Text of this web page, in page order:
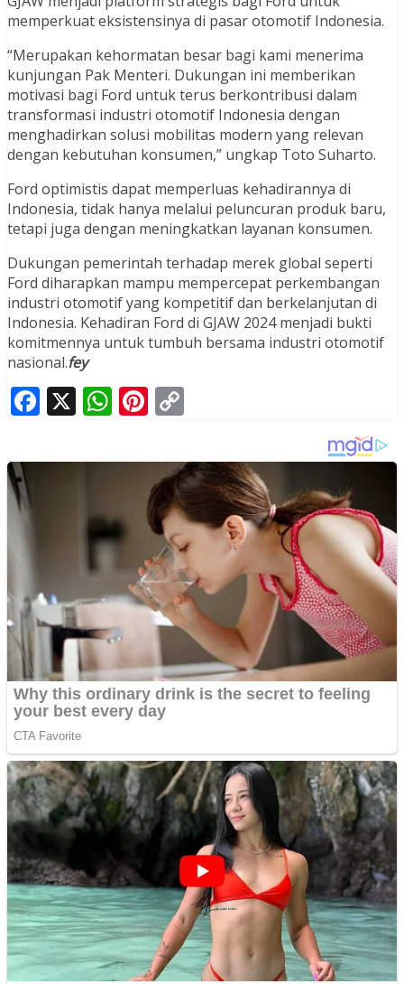
memperkuat eksistensinya di pasar otomotif Indonesia.
“Merupakan kehormatan besar bagi kami menerima
kunjungan Pak Menteri. Dukungan ini memberikan
motivasi bagi Ford untuk terus berkontribusi dalam
transformasi industri otomotif Indonesia dengan
menghadirkan solusi mobilitas modern yang relevan
dengan kebutuhan konsumen,” ungkap Toto Suharto.
Ford optimistis dapat memperluas kehadirannya di
Indonesia, tidak hanya melalui peluncuran produk baru,
tetapi juga dengan meningkatkan layanan konsumen.
Dukungan pemerintah terhadap merek global seperti
Ford diharapkan mampu mempercepat perkembangan
industri otomotif yang kompetitif dan berkelanjutan di
Indonesia. Kehadiran Ford di GJAW 2024 menjadi bukti
komitmennya untuk tumbuh bersama industri otomotif
nasional.fey
Facebook
X WhatsApp
Pinterest